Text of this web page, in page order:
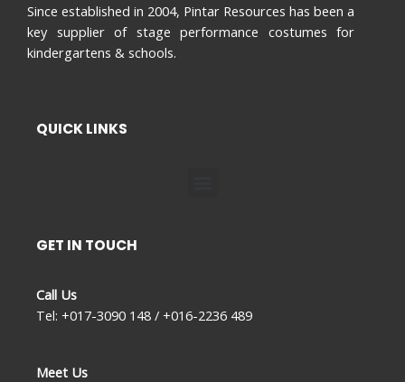
Since established in 2004, Pintar Resources has been a
key supplier of stage performance costumes for
kindergartens & schools.
QUICK LINKS
GET IN TOUCH
Call Us
Tel: +017-3090 148 / +016-2236 489
Meet Us